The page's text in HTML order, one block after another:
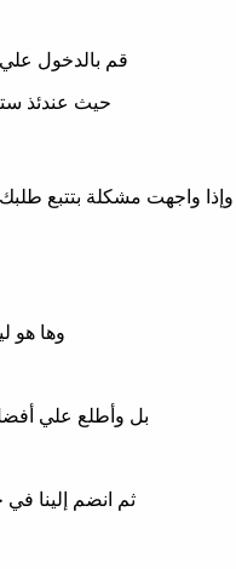
قم بالدخول
حيث عندئذ
وإذا واجهت مشكلة بتتبع طلبك
وها هو
بل وأطلع علي
ثم انضم إلينا في